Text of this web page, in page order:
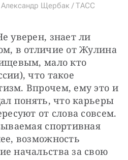
Щербак / ТАСС
уверен, знает ли
в отличие от Жулина
мало кто
что такое
Впрочем, ему это и
понять, что карьеры
от слова совсем.
спортивная
возможность
начальства за свою